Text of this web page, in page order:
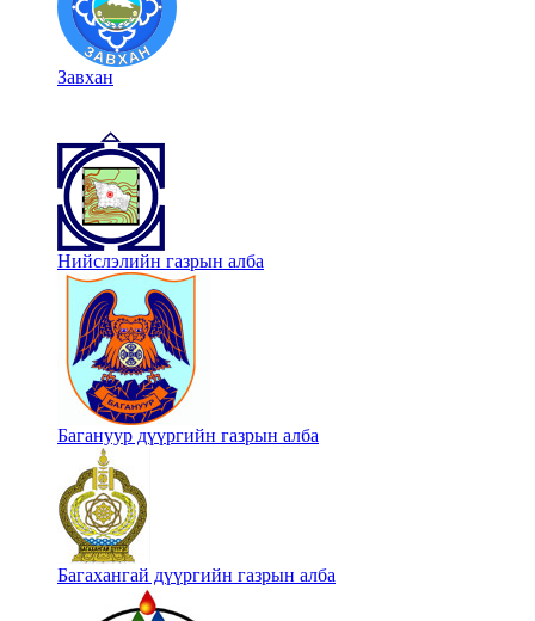
Завхан
Нийслэлийн газрын алба
Багануур дүүргийн газрын алба
Багахангай дүүргийн газрын алба